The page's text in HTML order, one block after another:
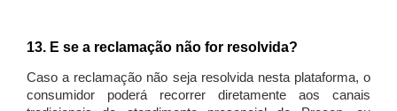
13. E se a reclamação não for resolvida?
Caso a reclamação não seja resolvida nesta plataforma, o
consumidor poderá recorrer diretamente aos canais